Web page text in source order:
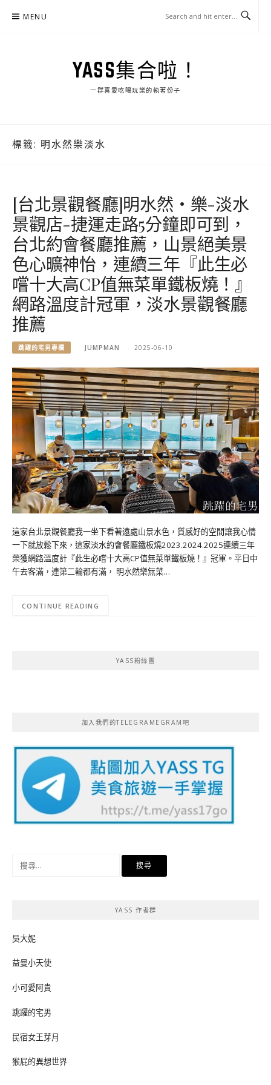
MENU
YASS集合啦！
一群喜愛吃喝玩樂的執著份子
標籤: 明水然樂淡水
[台北景觀餐廳]明水然・樂-淡水
景觀店-捷運走路5分鐘即可到，
台北約會餐廳推薦，山景絕美景
色心曠神怡，連續三年『此生必
嚐十大高CP值無菜單鐵板燒！』
網路溫度計冠軍，淡水景觀餐廳
推薦
跳躍的宅男專欄 JUMPMAN 2025-06-10
這家台北景觀餐廳我一坐下看著遠處山景水色，質感好的空間讓我心情
一下就放鬆下來，這家淡水約會餐廳鐵板燒2023.2024.2025連續三年
榮獲網路溫度計『此生必嚐十大高CP值無菜單鐵板燒！』冠軍。平日中
午去客滿，連第二輪都有滿， 明水然樂無菜…
CONTINUE READING
YASS粉絲團
加入我們的TELEGRAMEGRAM吧
YASS 作者群
吳大妮
益曼小天使
小可愛阿貴
跳躍的宅男
民宿女王芽月
猴屁的異想世界